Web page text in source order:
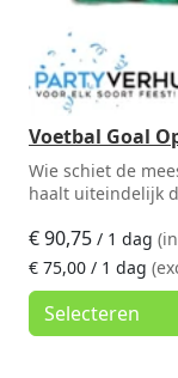
Voetbal Goal
Wie schiet de
haalt uiteindelijk
voetbal doel
€90,75 / 1 dag
€ 75,00 / 1 dag
Selecteren